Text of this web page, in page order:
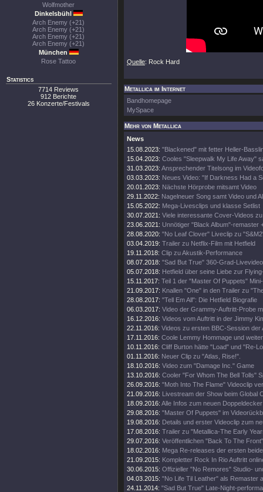
Wolfmother
Dinkelsbühl
Arch Enemy (+21)
Arch Enemy (+21)
Arch Enemy (+21)
Arch Enemy (+21)
München
Rose Tattoo
Statistics
7714 Reviews
912 Berichte
26 Konzerte/Festivals
Quelle: Rock Hard
Metallica im Internet
Bandhomepage
MySpace
Mehr von Metallica
News
15.08.2023: "Blackened" mit fetter Heller-
15.04.2023: Cooles "Sleepwalk My Life Away"
31.03.2023: Ansprechender Titelsong im
03.03.2023: Neues Video: "If Darkness Had a
20.01.2023: Nächste Hörprobe mitsamt Video
29.11.2022: Nagelneuer Song samt Video und
15.05.2022: Mega-Livesclips und klasse Setlist
30.07.2021: Viele interessante Cover-Videos
23.06.2021: Unnötiger "Black Album"-remaster
28.08.2020: "No Leaf Clover" Liveclip zu
03.04.2019: Trailer zu Netflix-Film mit Hetfield
19.11.2018: Clip zu Akustik-Performance
08.07.2018: "Sad But True" 360-Grad-Livevideo
05.07.2018: Hetfield über seine Liebe zur
15.11.2017: Teil 1 der "Master Of Puppets"
21.09.2017: Knallen "One" in den Trailer zu
28.08.2017: "Tell Em All": Die Hetfield Biografie
06.03.2017: Video der Grammy-Auftritt-Probe
16.12.2016: Videos vom Auftritt in der Jimmy
22.11.2016: Videos zu ersten BBC-Session der
17.11.2016: Coole Lemmy Hommage und
10.11.2016: Cliff Burton hätte "Load" und "Re-
01.11.2016: Neuer Clip zu "Atlas, Rise!".
18.10.2016: Video zum "Damage Inc." Game
13.10.2016: Cooler "For Whom The Bell Tolls"
26.09.2016: "Moth Into The Flame" Videoclip
21.09.2016: Livestream der Show beim Global
18.09.2016: Alle Infos zum neuen
29.08.2016: "Master Of Puppets" im
19.08.2016: Details und erster Videoclip zum
17.08.2016: Trailer zu "Metallica-The Early
29.07.2016: Veröffentlichen "Back To The
18.02.2016: Mega Re-releases der ersten
21.09.2015: Kompletter Rock In Rio Auftritt
30.06.2015: Offizieller "No Remores" Studio-
04.03.2015: "No Life Til Leather" als Remaster
24.11.2014: "Sad But True" Late-Night-